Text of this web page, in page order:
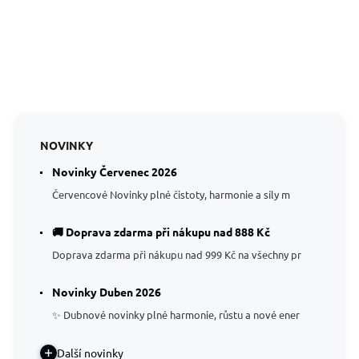
NOVINKY
Novinky Červenec 2026
Červencové Novinky plné čistoty, harmonie a síly m
🚚 Doprava zdarma při nákupu nad 888 Kč
Doprava zdarma při nákupu nad 999 Kč na všechny pr
Novinky Duben 2026
✨ Dubnové novinky plné harmonie, růstu a nové ener
Další novinky